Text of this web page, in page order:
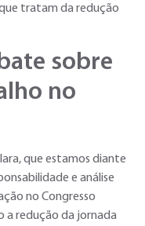
tratam da redução
sobre
no
que estamos diante
e análise
no Congresso
a redução da jornada